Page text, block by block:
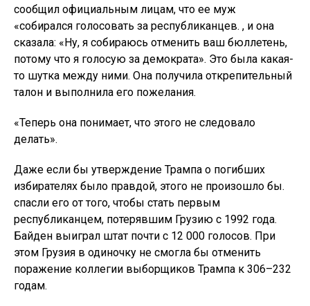
сообщил официальным лицам, что ее муж
«собирался голосовать за республиканцев. , и она
сказала: «Ну, я собираюсь отменить ваш бюллетень,
потому что я голосую за демократа». Это была какая-
то шутка между ними. Она получила открепительный
талон и выполнила его пожелания.
«Теперь она понимает, что этого не следовало
делать».
Даже если бы утверждение Трампа о погибших
избирателях было правдой, этого не произошло бы.
спасли его от того, чтобы стать первым
республиканцем, потерявшим Грузию с 1992 года.
Байден выиграл штат почти с 12 000 голосов. При
этом Грузия в одиночку не смогла бы отменить
поражение коллегии выборщиков Трампа к 306–232
годам.